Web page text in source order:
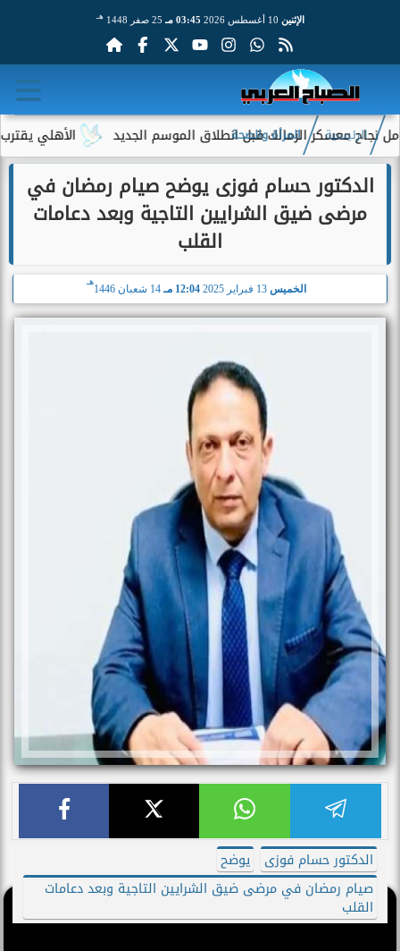
الإثنين 03:45 مـ 25 صفر 1448 هـ
الأهلي يقترب من معسكر الزمالك قبل انطلاق الموسم الجديد
الرئيسية المرأة والصحة
الدكتور حسام فوزى يوضح صيام رمضان في
مرضى ضيق الشرايين التاجية وبعد دعامات
القلب
الخميس 12:04 مـ 14 شعبان 1446
هـ
الدكتور حسام فوزى
يوضح
صيام رمضان في مرضى ضيق الشرايين التاجية وبعد دعامات
القلب